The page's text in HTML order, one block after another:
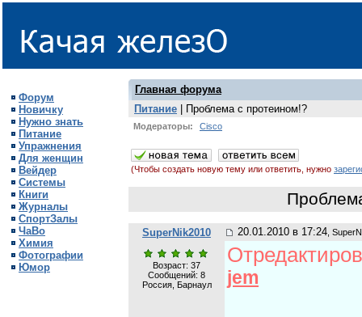
Форум
Новичку
Нужно знать
Питание
Упражнения
Для женщин
Вейдер
Системы
Книги
Журналы
СпортЗалы
ЧаВо
Химия
Фотографии
Юмор
Главная форума
Питание | Проблема с протеином!?
Модераторы: Cisco
(Чтобы создать новую тему или ответить, нужно
SuperNik2010 20.01.2010 в 17:24 ,
Возраст: 37
Сообщений: 8
Россия, Барнаул
jem